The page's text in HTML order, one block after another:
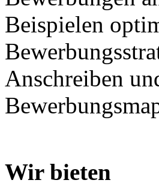
Beispielen
Anschreiben
Wir bieten